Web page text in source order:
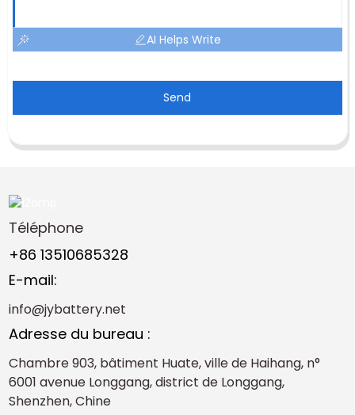
AI Helps Write
Send
Téléphone
+86 13510685328
E-mail:
info@jybattery.net
Adresse du bureau :
Chambre 903, bâtiment Huate, ville de Haihang, n°
6001 avenue Longgang, district de Longgang,
Shenzhen, Chine